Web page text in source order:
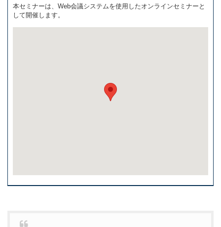
本セミナーは、Web会議システムを使用したオンラインセミナーと
して開催します。